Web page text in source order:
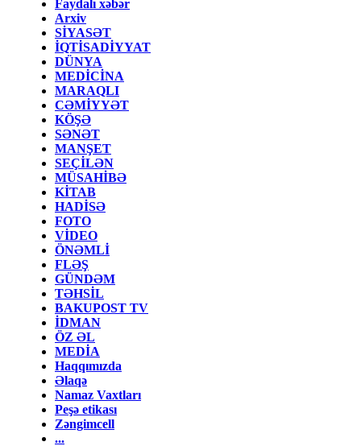
Faydalı xəbər
Arxiv
SİYASƏT
İQTİSADİYYAT
DÜNYA
MEDİCİNA
MARAQLI
CƏMİYYƏT
KÖŞƏ
SƏNƏT
MANŞET
SEÇİLƏN
MÜSAHİBƏ
KİTAB
HADİSƏ
FOTO
VİDEO
ÖNƏMLİ
FLƏŞ
GÜNDƏM
TƏHSİL
BAKUPOST TV
İDMAN
ÖZ ƏL
MEDİA
Haqqımızda
Əlaqə
Namaz Vaxtları
Peşə etikası
Zəngimcell
...